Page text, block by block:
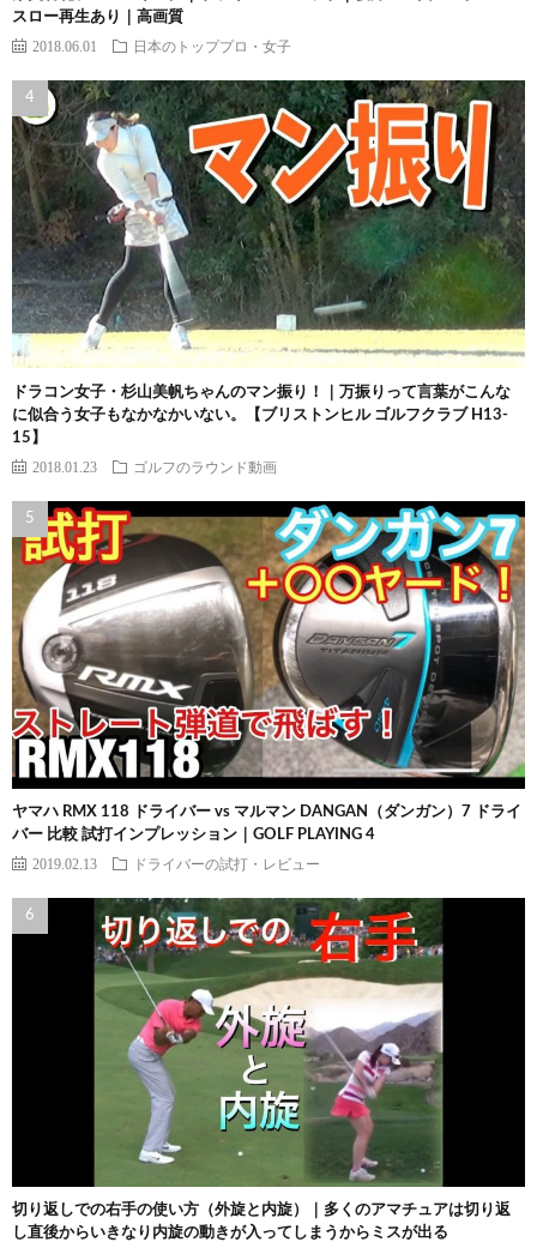
スロー再生あり｜高画質
2018.06.01 日本のトッププロ・女子
ドラコン女子・杉山美帆ちゃんのマン振り！｜万振りって言葉がこんな
に似合う女子もなかなかいない。【ブリストンヒル ゴルフクラブ H13-
15】
2018.01.23 ゴルフのラウンド動画
ヤマハ RMX 118 ドライバー vs マルマン DANGAN（ダンガン）7 ドライ
バー 比較 試打インプレッション｜GOLF PLAYING 4
2019.02.13 ドライバーの試打・レビュー
切り返しでの右手の使い方（外旋と内旋）｜多くのアマチュアは切り返
し直後からいきなり内旋の動きが入ってしまうからミスが出る